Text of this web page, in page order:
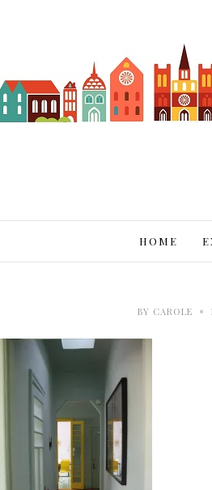
HOME
BY CAROLE •